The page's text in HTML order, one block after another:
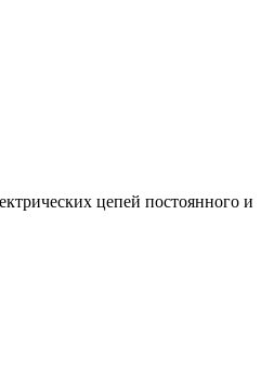
цепей постоянного и